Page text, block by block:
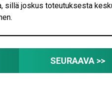
sillä joskus toteutuksesta
SEURAAVA >>